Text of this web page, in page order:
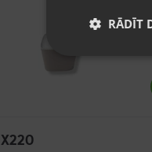
RĀDĪT